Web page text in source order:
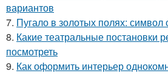
вариантов
7. Пугало в золотых полях: символ
8. Какие театральные постановки
посмотреть
9. Как оформить интерьер